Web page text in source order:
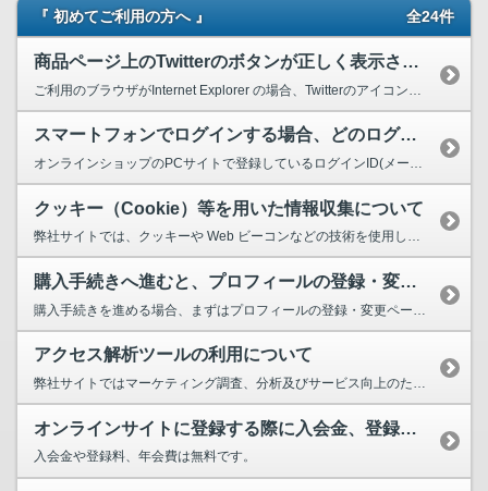
『 初めてご利用の方へ 』 全24件
商品ページ上のTwitterのボタンが正しく表示されません。
スマートフォンでログインする場合、どのログインIDを利用すればいいですか？
オンラインショップのPCサイトで登録しているログインID(メールアドレス）をご利用ください。 ...
クッキー（Cookie）等を用いた情報収集について
弊社サイトでは、クッキーや Web ビーコンなどの技術を使用して、お客様のアクセス情報を取得す...
購入手続きへ進むと、プロフィールの登録・変更画面になってしまうのですが？
アクセス解析ツールの利用について
弊社サイトではマーケティング調査、分析及びサービス向上のため、下記のアクセス解析ツールを利用し...
オンラインサイトに登録する際に入会金、登録料等は発生しますか？
入会金や登録料、年会費は無料です。